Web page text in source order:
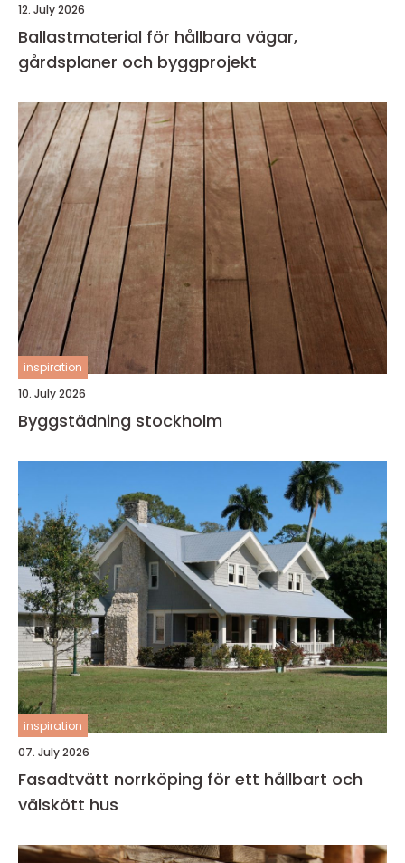
12. July 2026
Ballastmaterial för hållbara vägar,
gårdsplaner och byggprojekt
inspiration
10. July 2026
Byggstädning stockholm
inspiration
07. July 2026
Fasadtvätt norrköping för ett hållbart och
välskött hus